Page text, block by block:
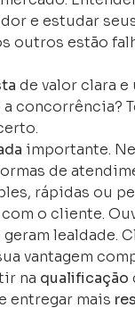
e estudar
outros estão
de valor clara
concorrência?
importante.
de
rápidas ou
com o cliente.
lealdade.
vantagem
na qualificação
entregar mais